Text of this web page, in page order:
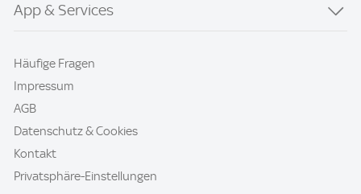
App & Services
Häufige Fragen
Impressum
AGB
Datenschutz & Cookies
Kontakt
Privatsphäre-Einstellungen